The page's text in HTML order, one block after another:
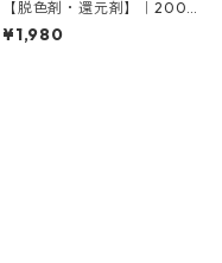
【脱色剤・還元剤】｜200g
｜ハイドロサルファイトコ
ンク｜ハイドロサルファイ
¥1,980